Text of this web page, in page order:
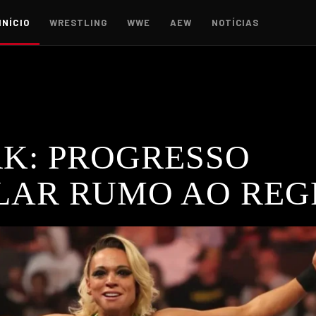
INÍCIO WRESTLING WWE AEW NOTÍCIAS
PROGRESSO
RUMO AO
na recuperação do seu joelho e alimenta